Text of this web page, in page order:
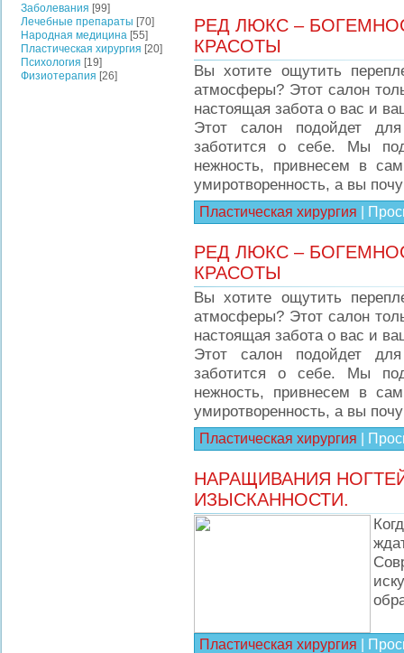
Заболевания [99]
Лечебные препараты [70]
Народная медицина [55]
Пластическая хирургия [20]
Психология [19]
Физиотерапия [26]
РЕД ЛЮКС –
КРАСОТЫ
Вы хотите ощутить
атмосферы? Этот салон
настоящая забота о вас и
Этот салон подойдет
заботится о себе. Мы
нежность, привнесем в
умиротворенность, а вы
Пластическая хирургия
РЕД ЛЮКС –
КРАСОТЫ
Вы хотите ощутить
атмосферы? Этот салон
настоящая забота о вас и
Этот салон подойдет
заботится о себе. Мы
нежность, привнесем в
умиротворенность, а вы
Пластическая хирургия
НАРАЩИВАНИЯ
ИЗЫСКАННОСТИ.
Пластическая хирургия